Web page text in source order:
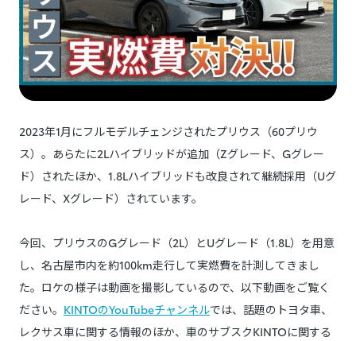
2023年1月にフルモデルチェンジされたプリウス（60プリウ
ス）。あらたに2Lハイブリッドが追加（Zグレード、Gグレー
ド）されたほか、1.8Lハイブリッドも改良されて継続採用（Uグ
レード、Xグレード）されています。
今回、プリウスのGグレード（2L）とUグレード（1.8L）を用意
し、名古屋市内を約100km走行して実燃費を計測してきまし
た。ロケの様子は動画を撮影しているので、以下動画をご覧く
ださい。 KINTOのYouTubeチャンネルでは、話題のトヨタ車、
レクサス車に関する情報のほか、車のサブスクKINTOに関する